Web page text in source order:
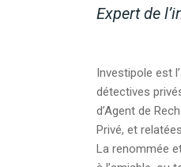
Expert de
Investipole est
détectives
d’Agent de
Privé, et
La renommée